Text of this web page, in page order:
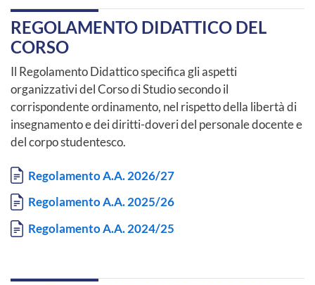
REGOLAMENTO DIDATTICO DEL
CORSO
Il Regolamento Didattico specifica gli aspetti
organizzativi del Corso di Studio secondo il
corrispondente ordinamento, nel rispetto della libertà di
insegnamento e dei diritti-doveri del personale docente e
del corpo studentesco.
Documento
Regolamento A.A. 2026/27
Documento
Regolamento A.A. 2025/26
Documento
Regolamento A.A. 2024/25